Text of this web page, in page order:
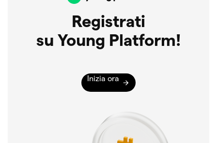
Registrati
su Young Platform!
Inizia ora